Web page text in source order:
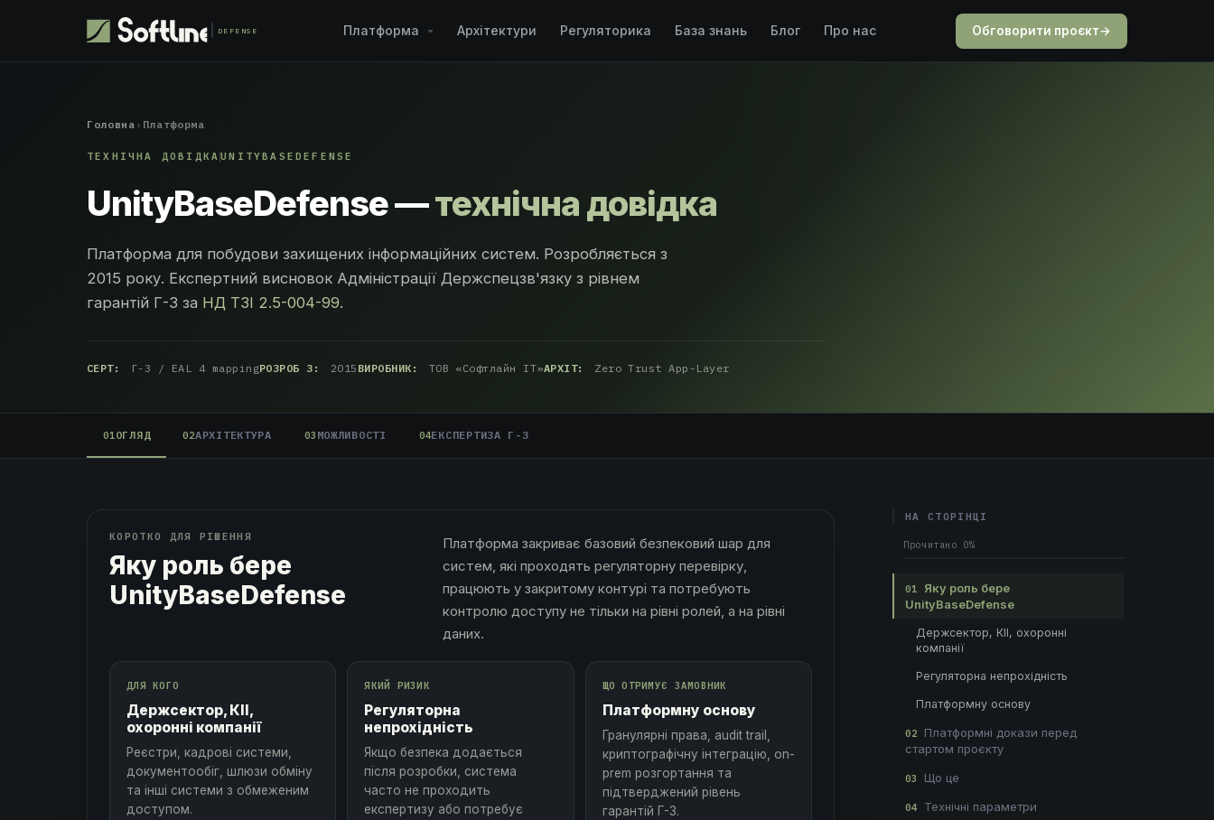
DEFENSE Платформа Архітектури Регуляторика База знань Блог Про нас Обговорити проєкт→
Головна › Платформа
ТЕХНІЧНА ДОВІДКА UNITYBASEDEFENSE
UnityBaseDefense —технічна довідка
Платформа для побудови захищених інформаційних систем. Розробляється з
2015 року. Експертний висновок Адміністрації Держспецзв'язку з рівнем
гарантій Г-3 за НД ТЗІ 2.5-004-99.
СЕРТ: Г-3 / EAL 4 mappingРОЗРОБ З: 2015 ВИРОБНИК: ТОВ «Софтлайн ІТ»АРХІТ: Zero Trust App-Layer
01 ОГЛЯД 02АРХІТЕКТУРА 03 МОЖЛИВОСТІ 04ЕКСПЕРТИЗА Г-3
КОРОТКО ДЛЯ РІШЕННЯ
Яку роль бере
UnityBaseDefense
Платформа закриває базовий безпековий шар для
систем, які проходять регуляторну перевірку,
працюють у закритому контурі та потребують
контролю доступу не тільки на рівні ролей, а на рівні
даних.
ДЛЯ КОГО
Держсектор, КІІ,
охоронні компанії
Реєстри, кадрові системи,
документообіг, шлюзи обміну
та інші системи з обмеженим
доступом.
ЯКИЙ РИЗИК
Регуляторна
непрохідність
Якщо безпека додається
після розробки, система
часто не проходить
експертизу або потребує
ЩО ОТРИМУЄ ЗАМОВНИК
Платформну основу
Гранулярні права, audit trail,
криптографічну інтеграцію, on-
prem розгортання та
підтверджений рівень
гарантій Г-3.
НА СТОРІНЦІ
Прочитано 0%
01
Яку роль бере
UnityBaseDefense
Держсектор, КІІ, охоронні
компанії
Регуляторна непрохідність
Платформну основу
02
Платформні докази перед
стартом проєкту
03 Що це
04 Технічні параметри